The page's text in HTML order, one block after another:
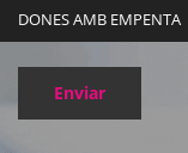
DONES AMB EMPENTA
Enviar